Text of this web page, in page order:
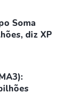
Soma
diz XP